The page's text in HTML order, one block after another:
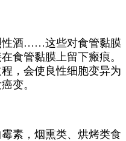
性酒……这些对食管黏膜
食管黏膜上留下瘢痕。
，会使良性细胞变异为
变。
素，烟熏类、烘烤类食